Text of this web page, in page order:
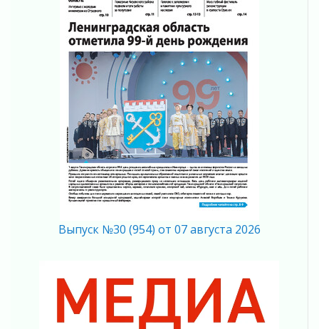
05 августа 2026
«Результат командный, заслуга каждого
ведомства и муниципалитета»
05 августа 2026
Вдохновлять, просвещать и объединять!
Не оставят в беде
05 августа 2026
На лидирующих позициях
04 августа 2026
Итоги конкурса «Лучший работник
Кадрового центра – 2026» подведены!
Ставка на дисциплину на перекрестках
мобильного трафика
04 августа 2026
Полумрак бьёт по карману
Выпуск №30 (954) от 07 августа 2026